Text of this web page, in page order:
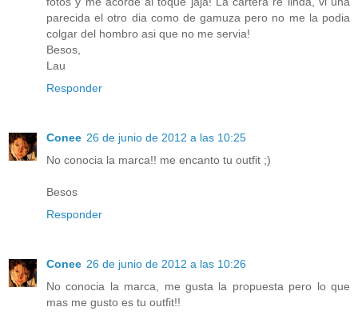
parecida el otro dia como de gamuza pero no me la podia
colgar del hombro asi que no me servia!
Besos,
Lau
Responder
Conee 26 de junio de 2012 a las 10:25
No conocia la marca!! me encanto tu outfit ;)
Besos
Responder
Conee 26 de junio de 2012 a las 10:26
No conocia la marca, me gusta la propuesta pero lo que
mas me gusto es tu outfit!!